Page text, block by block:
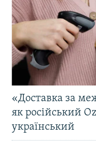
«Доставка за
як російський
український